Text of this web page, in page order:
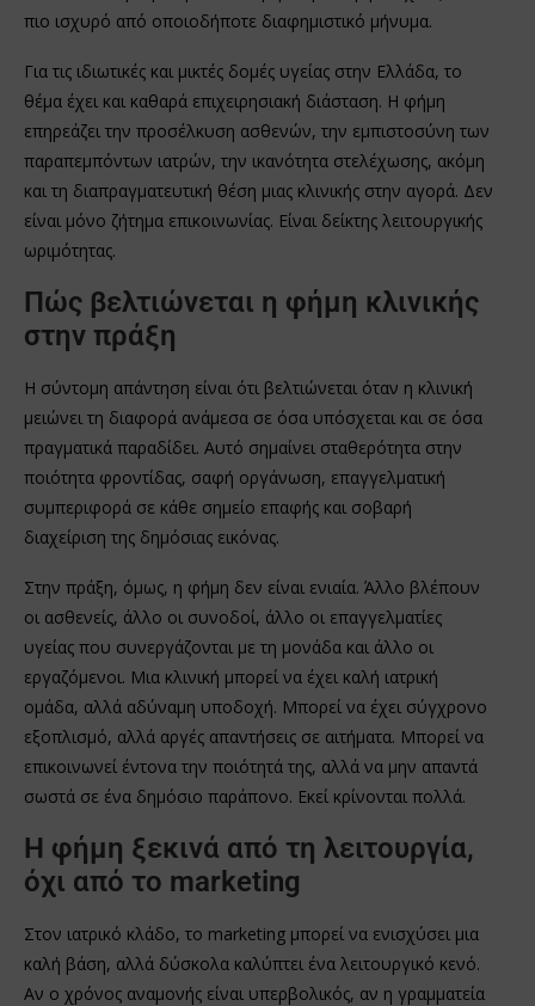
πιο ισχυρό από οποιοδήποτε διαφημιστικό μήνυμα.
Για τις ιδιωτικές και μικτές δομές υγείας στην Ελλάδα, το
θέμα έχει και καθαρά επιχειρησιακή διάσταση. Η φήμη
επηρεάζει την προσέλκυση ασθενών, την εμπιστοσύνη των
παραπεμπόντων ιατρών, την ικανότητα στελέχωσης, ακόμη
και τη διαπραγματευτική θέση μιας κλινικής στην αγορά. Δεν
είναι μόνο ζήτημα επικοινωνίας. Είναι δείκτης λειτουργικής
ωριμότητας.
Πώς βελτιώνεται η φήμη κλινικής
στην πράξη
Η σύντομη απάντηση είναι ότι βελτιώνεται όταν η κλινική
μειώνει τη διαφορά ανάμεσα σε όσα υπόσχεται και σε όσα
πραγματικά παραδίδει. Αυτό σημαίνει σταθερότητα στην
ποιότητα φροντίδας, σαφή οργάνωση, επαγγελματική
συμπεριφορά σε κάθε σημείο επαφής και σοβαρή
διαχείριση της δημόσιας εικόνας.
Στην πράξη, όμως, η φήμη δεν είναι ενιαία. Άλλο βλέπουν
οι ασθενείς, άλλο οι συνοδοί, άλλο οι επαγγελματίες
υγείας που συνεργάζονται με τη μονάδα και άλλο οι
εργαζόμενοι. Μια κλινική μπορεί να έχει καλή ιατρική
ομάδα, αλλά αδύναμη υποδοχή. Μπορεί να έχει σύγχρονο
εξοπλισμό, αλλά αργές απαντήσεις σε αιτήματα. Μπορεί να
επικοινωνεί έντονα την ποιότητά της, αλλά να μην απαντά
σωστά σε ένα δημόσιο παράπονο. Εκεί κρίνονται πολλά.
Η φήμη ξεκινά από τη λειτουργία,
όχι από το marketing
Στον ιατρικό κλάδο, το marketing μπορεί να ενισχύσει μια
καλή βάση, αλλά δύσκολα καλύπτει ένα λειτουργικό κενό.
Αν ο χρόνος αναμονής είναι υπερβολικός, αν η γραμματεία